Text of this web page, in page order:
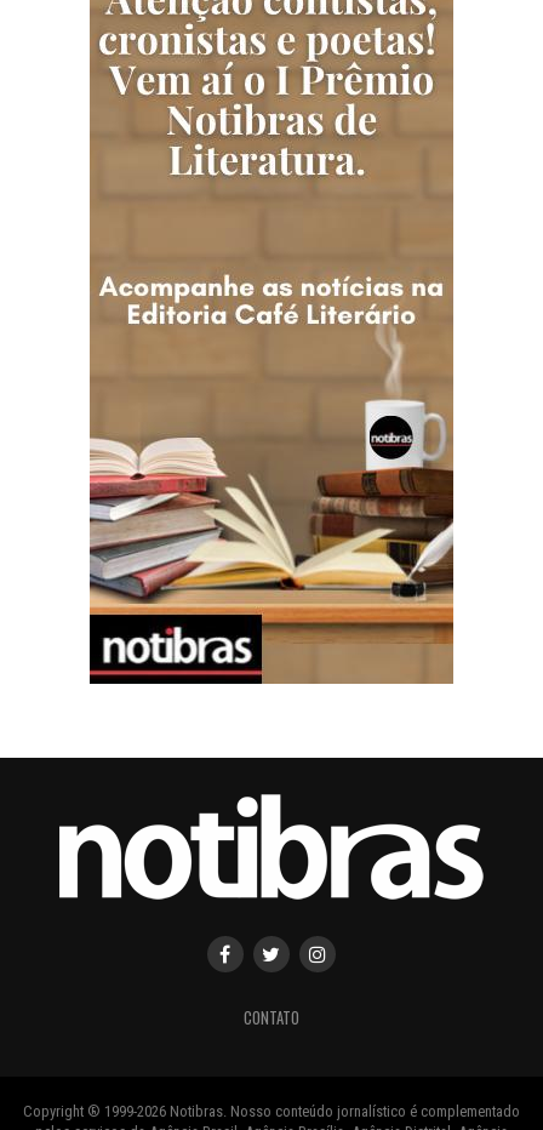
CONTATO
Copyright ® 1999-2026 Notibras. Nosso conteúdo jornalístico é complementado